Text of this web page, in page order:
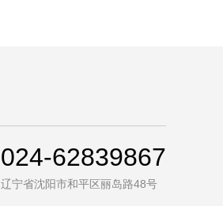
024-62839867
辽宁省沈阳市和平区丽岛路48号